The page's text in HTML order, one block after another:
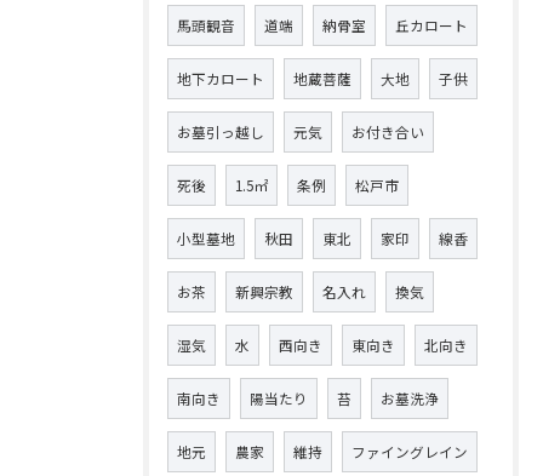
馬頭観音 道端 納骨室 丘カロート
地下カロート 地蔵菩薩 大地 子供
お墓引っ越し 元気 お付き合い
死後 1.5㎡ 条例 松戸市
小型墓地 秋田 東北 家印 線香
お茶 新興宗教 名入れ 換気
湿気 水 西向き 東向き 北向き
南向き 陽当たり 苔 お墓洗浄
地元 農家 維持 ファイングレイン